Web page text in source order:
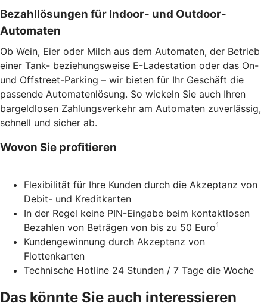
Bezahllösungen für Indoor- und Outdoor-
Automaten
Ob Wein, Eier oder Milch aus dem Automaten, der Betrieb
einer Tank- beziehungsweise E-Ladestation oder das On-
und Offstreet-Parking – wir bieten für Ihr Geschäft die
passende Automatenlösung. So wickeln Sie auch Ihren
bargeldlosen Zahlungsverkehr am Automaten zuverlässig,
schnell und sicher ab.
Wovon Sie profitieren
Flexibilität für Ihre Kunden durch die Akzeptanz von
Debit- und Kreditkarten
In der Regel keine PIN-Eingabe beim kontaktlosen
Bezahlen von Beträgen von bis zu 50 Euro1
Kundengewinnung durch Akzeptanz von
Flottenkarten
Technische Hotline 24 Stunden / 7 Tage die Woche
Das könnte Sie auch interessieren